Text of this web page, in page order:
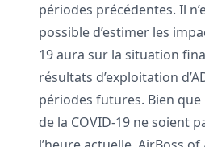
périodes précédentes. Il
possible d’estimer les
19 aura sur la situation
résultats d’exploitation
périodes futures. Bien
de la COVID-19 ne soient